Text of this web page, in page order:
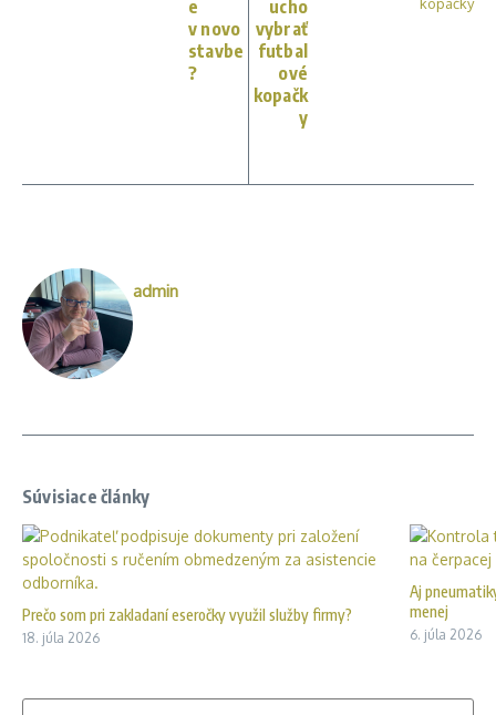
e
v novo
stavbe
?
ucho
vybrať
futbal
ové
kopačk
y
admin
Súvisiace články
Prečo som pri zakladaní eseročky využil služby firmy?
18. júla 2026
Aj
menej
6. júla 2026